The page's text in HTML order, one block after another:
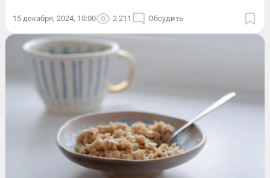
15 декабря, 2024, 10:00 2 211 Обсудить